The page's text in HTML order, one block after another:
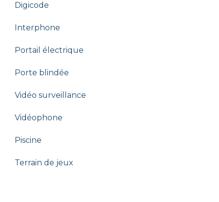
Digicode
Interphone
Portail électrique
Porte blindée
Vidéo surveillance
Vidéophone
Piscine
Terrain de jeux